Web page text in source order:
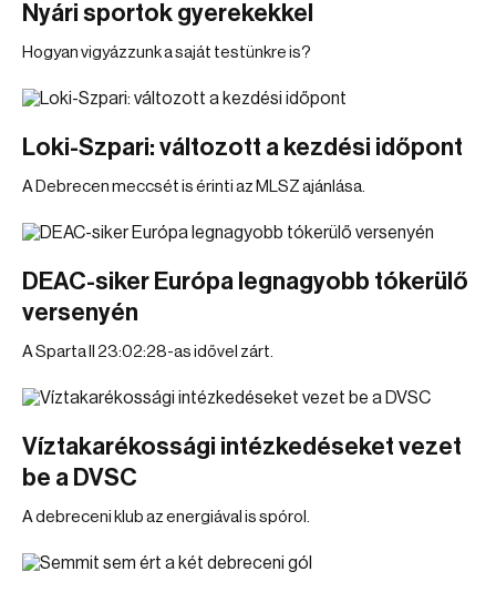
Nyári sportok gyerekekkel
Hogyan vigyázzunk a saját testünkre is?
Loki-Szpari: változott a kezdési időpont
A Debrecen meccsét is érinti az MLSZ ajánlása.
DEAC-siker Európa legnagyobb tókerülő
versenyén
A Sparta II 23:02:28-as idővel zárt.
Víztakarékossági intézkedéseket vezet
be a DVSC
A debreceni klub az energiával is spórol.